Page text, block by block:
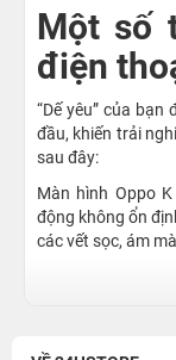
Một số
điện
“Dế yêu” của
đầu, khiến trải
sau đây:
Màn hình Oppo
động không ổn
các vết sọc, ám
Loa trong, loa